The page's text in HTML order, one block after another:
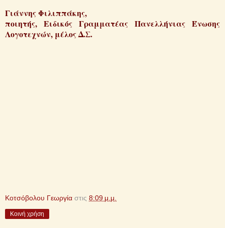
Γιάννης Φιλιππάκης,
ποιητής, Ειδικός Γραμματέας Πανελλήνιας Ένωσης
Λογοτεχνών, μέλος Δ.Σ.
Κοτσόβολου Γεωργία στις 8:09 μ.μ.
Κοινή χρήση